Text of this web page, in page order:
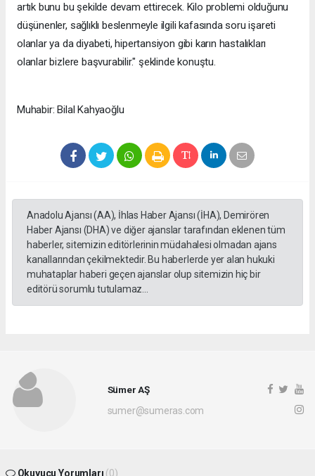
artık bunu bu şekilde devam ettirecek. Kilo problemi olduğunu
düşünenler, sağlıklı beslenmeyle ilgili kafasında soru işareti
olanlar ya da diyabeti, hipertansiyon gibi karın hastalıkları
olanlar bizlere başvurabilir." şeklinde konuştu.
Muhabir: Bilal Kahyaoğlu
Anadolu Ajansı (AA), İhlas Haber Ajansı (İHA), Demirören
Haber Ajansı (DHA) ve diğer ajanslar tarafından eklenen tüm
haberler, sitemizin editörlerinin müdahalesi olmadan ajans
kanallarından çekilmektedir. Bu haberlerde yer alan hukuki
muhataplar haberi geçen ajanslar olup sitemizin hiç bir
editörü sorumlu tutulamaz...
Sümer AŞ
sumer@sumeras.com
Okuyucu Yorumları (0)